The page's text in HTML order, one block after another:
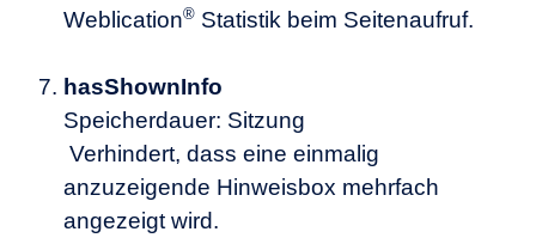
Weblication® Statistik beim Seitenaufruf.
hasShownInfo
Speicherdauer: Sitzung
Verhindert, dass eine einmalig
anzuzeigende Hinweisbox mehrfach
angezeigt wird.